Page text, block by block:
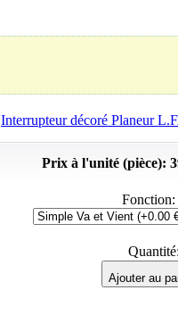
Interrupteur décoré Planeur
Prix à l'unité (pièce):
Fonction:
Quantité:
Ajouter au